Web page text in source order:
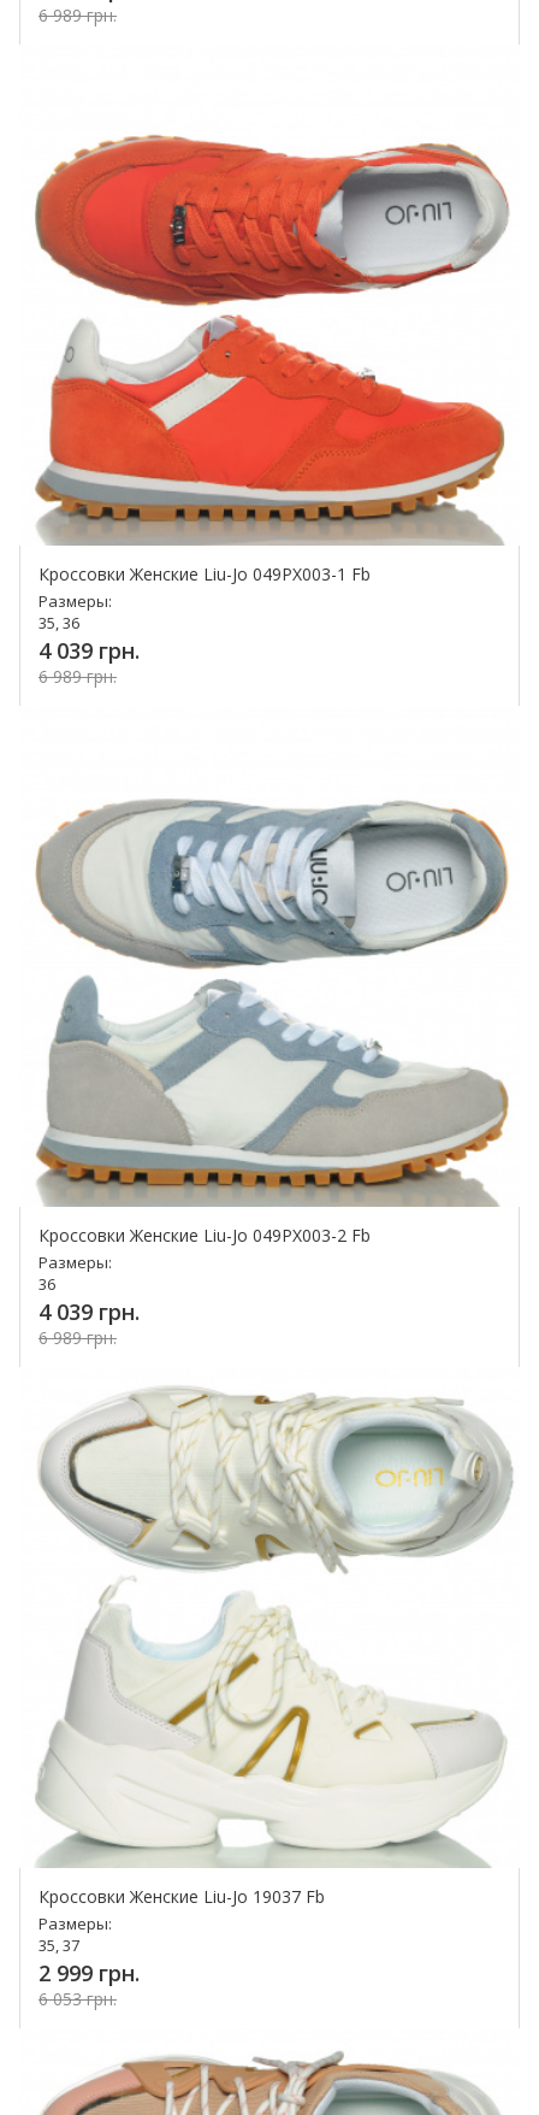
6 989 грн.
Кроссовки Женские Liu-Jo 049PX003-1 Fb
Размеры:
35, 36
4 039 грн.
6 989 грн.
Кроссовки Женские Liu-Jo 049PX003-2 Fb
Размеры:
36
4 039 грн.
6 989 грн.
Кроссовки Женские Liu-Jo 19037 Fb
Размеры:
35, 37
2 999 грн.
6 053 грн.